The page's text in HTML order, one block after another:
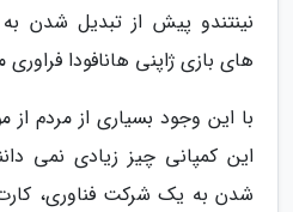
نینتندو پیش از تبدیل شدن
های بازی ژاپنی هانافودا
با این وجود بسیاری از مردم
این کمپانی چیز زیادی نمی
شدن به یک شرکت فناوری، کارت